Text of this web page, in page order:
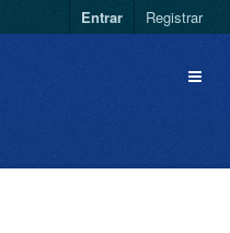
Entrar Registrar